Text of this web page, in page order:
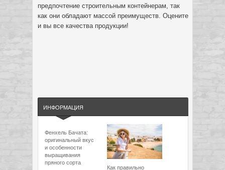
предпочтение строительным контейнерам, так
как они обладают массой преимуществ. Оцените
и вы все качества продукции!
ИНФОРМАЦИЯ
Фенхель Бачата:
оригинальный вкус
и особенности
выращивания
пряного сорта
Как правильно